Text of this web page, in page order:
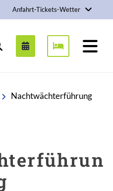
Anfahrt-Tickets-Wetter
Bad Wildungen
Nachtwächterführung